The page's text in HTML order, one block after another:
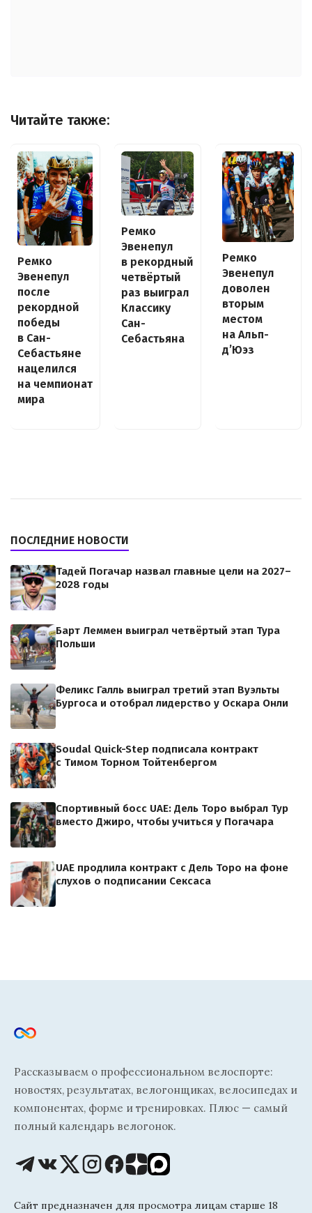
Читайте также:
Ремко
Эвенепул
после
рекордной
победы
в Сан-
Себастьяне
нацелился
на чемпионат
мира
Ремко
Эвенепул
в рекордный
четвёртый
раз выиграл
Классику
Сан-
Себастьяна
Ремко
Эвенепул
доволен
вторым
местом
на Альп-
д’Юэз
ПОСЛЕДНИЕ НОВОСТИ
Тадей Погачар назвал главные цели на 2027–
2028 годы
Барт Леммен выиграл четвёртый этап Тура
Польши
Феликс Галль выиграл третий этап Вуэльты
Бургоса и отобрал лидерство у Оскара Онли
Soudal Quick-Step подписала контракт
с Тимом Торном Тойтенбергом
Спортивный босс UAE: Дель Торо выбрал Тур
вместо Джиро, чтобы учиться у Погачара
UAE продлила контракт с Дель Торо на фоне
слухов о подписании Сексаса
Рассказываем о профессиональном велоспорте:
новостях, результатах, велогонщиках, велосипедах и
компонентах, форме и тренировках. Плюс — самый
полный календарь велогонок.
Сайт предназначен для просмотра лицам старше 18